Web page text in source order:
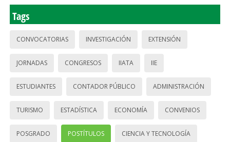
Tags
CONVOCATORIAS INVESTIGACIÓN EXTENSIÓN
JORNADAS CONGRESOS IIATA IIE
ESTUDIANTES CONTADOR PÚBLICO ADMINISTRACIÓN
TURISMO ESTADÍSTICA ECONOMÍA CONVENIOS
POSGRADO POSTÍTULOS CIENCIA Y TECNOLOGÍA